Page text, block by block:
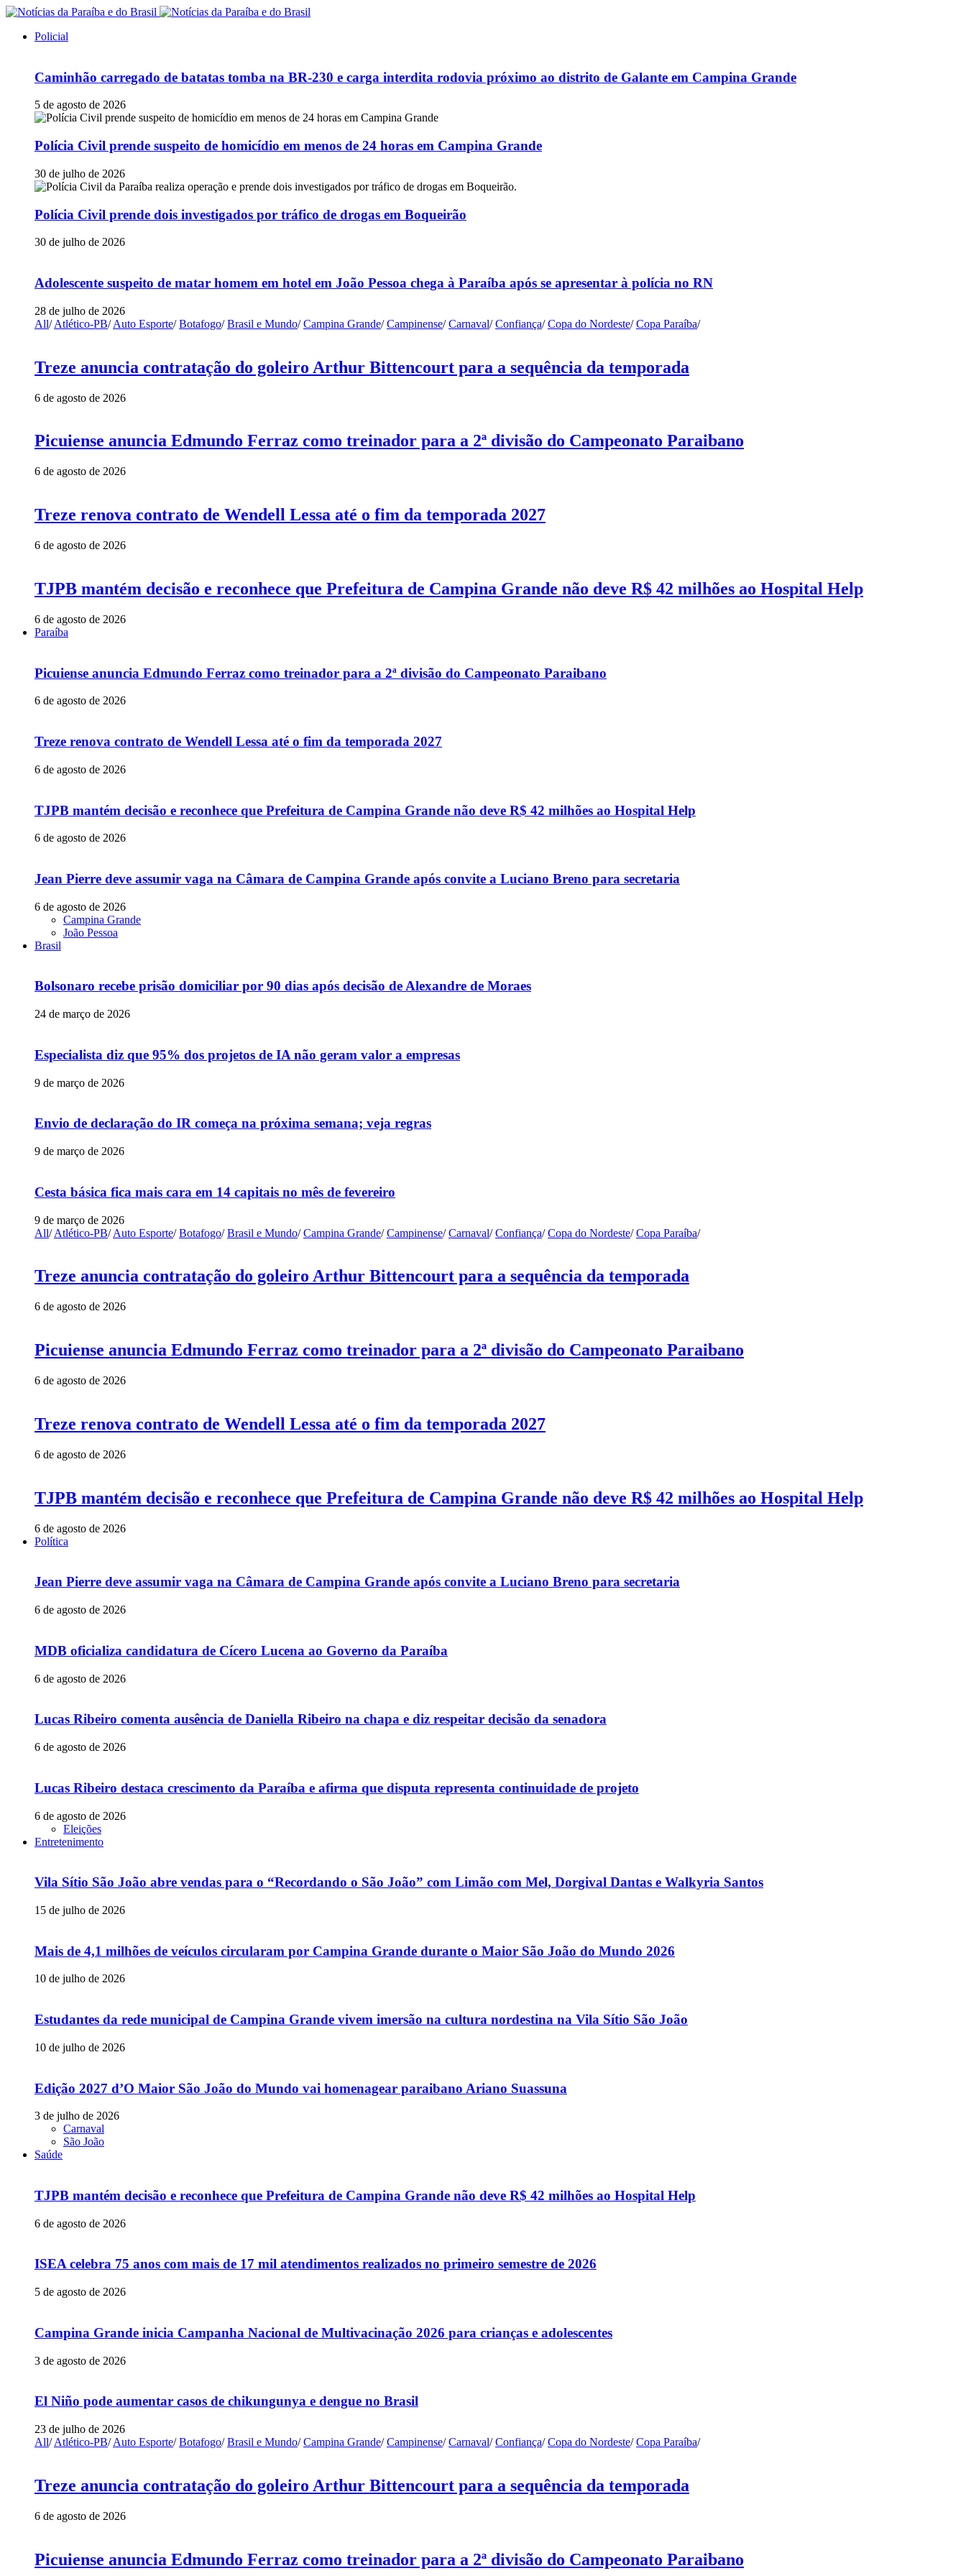
Policial
Caminhão carregado de batatas tomba na BR-230 e carga interdita rodovia próximo ao distrito de Galante em Campina Grande
5 de agosto de 2026
Polícia Civil prende suspeito de homicídio em menos de 24 horas em Campina Grande
30 de julho de 2026
Polícia Civil prende dois investigados por tráfico de drogas em Boqueirão
30 de julho de 2026
Adolescente suspeito de matar homem em hotel em João Pessoa chega à Paraíba após se apresentar à polícia no RN
28 de julho de 2026
All/ Atlético-PB/ Auto Esporte/ Botafogo/ Brasil e Mundo/ Campina Grande/ Campinense/ Carnaval/ Confiança/ Copa do Nordeste/ Copa Paraíba/
Treze anuncia contratação do goleiro Arthur Bittencourt para a sequência da temporada
6 de agosto de 2026
Picuiense anuncia Edmundo Ferraz como treinador para a 2ª divisão do Campeonato Paraibano
6 de agosto de 2026
Treze renova contrato de Wendell Lessa até o fim da temporada 2027
6 de agosto de 2026
TJPB mantém decisão e reconhece que Prefeitura de Campina Grande não deve R$ 42 milhões ao Hospital Help
6 de agosto de 2026
Paraíba
Picuiense anuncia Edmundo Ferraz como treinador para a 2ª divisão do Campeonato Paraibano
6 de agosto de 2026
Treze renova contrato de Wendell Lessa até o fim da temporada 2027
6 de agosto de 2026
TJPB mantém decisão e reconhece que Prefeitura de Campina Grande não deve R$ 42 milhões ao Hospital Help
6 de agosto de 2026
Jean Pierre deve assumir vaga na Câmara de Campina Grande após convite a Luciano Breno para secretaria
6 de agosto de 2026
Campina Grande
João Pessoa
Brasil
Bolsonaro recebe prisão domiciliar por 90 dias após decisão de Alexandre de Moraes
24 de março de 2026
Especialista diz que 95% dos projetos de IA não geram valor a empresas
9 de março de 2026
Envio de declaração do IR começa na próxima semana; veja regras
9 de março de 2026
Cesta básica fica mais cara em 14 capitais no mês de fevereiro
9 de março de 2026
All/ Atlético-PB/ Auto Esporte/ Botafogo/ Brasil e Mundo/ Campina Grande/ Campinense/ Carnaval/ Confiança/ Copa do Nordeste/ Copa Paraíba/
Treze anuncia contratação do goleiro Arthur Bittencourt para a sequência da temporada
6 de agosto de 2026
Picuiense anuncia Edmundo Ferraz como treinador para a 2ª divisão do Campeonato Paraibano
6 de agosto de 2026
Treze renova contrato de Wendell Lessa até o fim da temporada 2027
6 de agosto de 2026
TJPB mantém decisão e reconhece que Prefeitura de Campina Grande não deve R$ 42 milhões ao Hospital Help
6 de agosto de 2026
Política
Jean Pierre deve assumir vaga na Câmara de Campina Grande após convite a Luciano Breno para secretaria
6 de agosto de 2026
MDB oficializa candidatura de Cícero Lucena ao Governo da Paraíba
6 de agosto de 2026
Lucas Ribeiro comenta ausência de Daniella Ribeiro na chapa e diz respeitar decisão da senadora
6 de agosto de 2026
Lucas Ribeiro destaca crescimento da Paraíba e afirma que disputa representa continuidade de projeto
6 de agosto de 2026
Eleições
Entretenimento
Vila Sítio São João abre vendas para o “Recordando o São João” com Limão com Mel, Dorgival Dantas e Walkyria Santos
15 de julho de 2026
Mais de 4,1 milhões de veículos circularam por Campina Grande durante o Maior São João do Mundo 2026
10 de julho de 2026
Estudantes da rede municipal de Campina Grande vivem imersão na cultura nordestina na Vila Sítio São João
10 de julho de 2026
Edição 2027 d’O Maior São João do Mundo vai homenagear paraibano Ariano Suassuna
3 de julho de 2026
Carnaval
São João
Saúde
TJPB mantém decisão e reconhece que Prefeitura de Campina Grande não deve R$ 42 milhões ao Hospital Help
6 de agosto de 2026
ISEA celebra 75 anos com mais de 17 mil atendimentos realizados no primeiro semestre de 2026
5 de agosto de 2026
Campina Grande inicia Campanha Nacional de Multivacinação 2026 para crianças e adolescentes
3 de agosto de 2026
El Niño pode aumentar casos de chikungunya e dengue no Brasil
23 de julho de 2026
All/ Atlético-PB/ Auto Esporte/ Botafogo/ Brasil e Mundo/ Campina Grande/ Campinense/ Carnaval/ Confiança/ Copa do Nordeste/ Copa Paraíba/
Treze anuncia contratação do goleiro Arthur Bittencourt para a sequência da temporada
6 de agosto de 2026
Picuiense anuncia Edmundo Ferraz como treinador para a 2ª divisão do Campeonato Paraibano